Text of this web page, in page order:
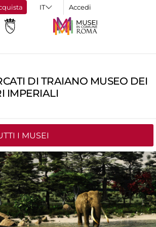
Accedi
DI TRAIANO MUSEO DEI
IMPERIALI
I MUSEI